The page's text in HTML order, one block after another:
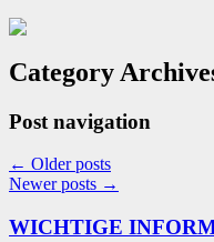
Category
Post navigation
← Older posts
Newer posts →
WICHTIGE